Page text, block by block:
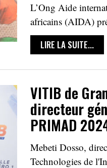
L’Ong Aide
africains (AIDA)
LIRE LA SUITE...
VITIB de
directeur
PRIMAD
Mebeti Dosso,
Technologies de